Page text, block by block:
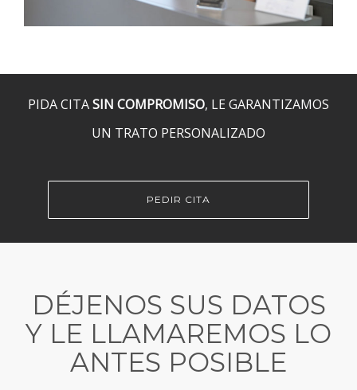
PIDA CITASIN COMPROMISO, LE GARANTIZAMOS
UN TRATO PERSONALIZADO
PEDIR CITA
DÉJENOS SUS DATOS
Y LE LLAMAREMOS LO
ANTES POSIBLE